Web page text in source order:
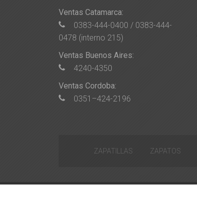
Ventas Catamarca:
0383-444-0400 / 0383-444-
0478 (interno 215)
Ventas Buenos Aires:
4240-4350
Ventas Cordoba:
0351–424-2196
ZAPATILLAS ZAPATOS